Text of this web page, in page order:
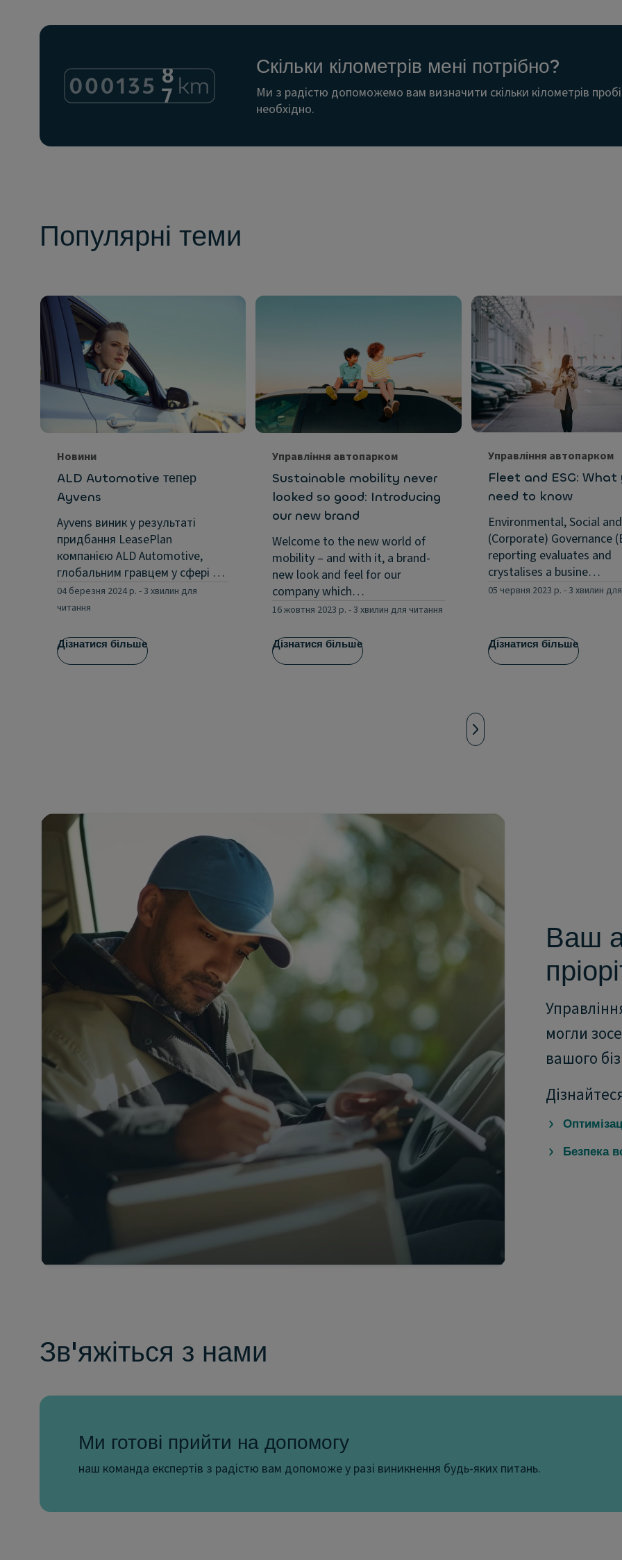
Скільки кілометрів мені потрібно?
Ми з радістю допоможемо вам визначити скільки кілометрів
необхідно.
Популярні теми
Новини
ALD Automotive тепер
Ayvens
Ayvens виник у результаті
придбання LeasePlan
компанією ALD Automotive,
глобальним гравцем у сфері …
04 березня 2024 р. -3 хвилин для
читання
Дізнатися більше
Управління автопарком
Sustainable mobility never
looked so good: Introducing
our new brand
Welcome to the new world of
mobility – and with it, a brand-
new look and feel for our
company which…
16 жовтня 2023 р. -3 хвилин для читання
Дізнатися більше
Управління автопарком
Fleet and ESG: What
need to know
Environmental, Social and
(Corporate) Governance
reporting evaluates and
crystalises a busine…
05 червня 2023 р. -3 хвилин
Дізнатися більше
Ваш
могли
вашого
Безпека
Зв'яжіться з нами
Ми готові прийти на допомогу
наш команда експертів з радістю вам допоможе у разі виникнення будь-яких питань.